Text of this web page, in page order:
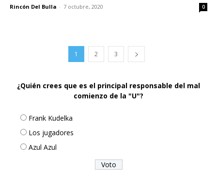
Rincón Del Bulla - 7 octubre, 2020 0
1 2 3
¿Quién crees que es el principal responsable del mal
comienzo de la "U"?
Frank Kudelka
Los jugadores
Azul Azul